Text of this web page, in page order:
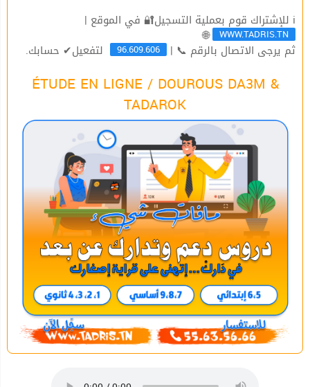
ℹ للإشتراك قوم بعملية التسجيل🔐 في الموقع |
WWW.TADRIS.TN
🌐
ثم يرجى الاتصال بالرقم 📞 | 96.609.606 لتفعيل✔ حسابك.
ÉTUDE EN LIGNE / DOUROUS DA3M &
TADAROK